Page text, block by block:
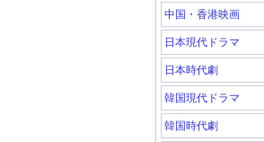
中国・香港映画
日本現代ドラマ
日本時代劇
韓国現代ドラマ
韓国時代劇